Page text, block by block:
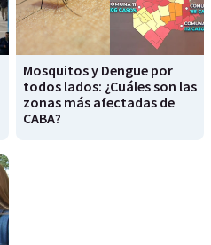
Mosquitos y Dengue por
todos lados: ¿Cuáles son las
zonas más afectadas de
CABA?